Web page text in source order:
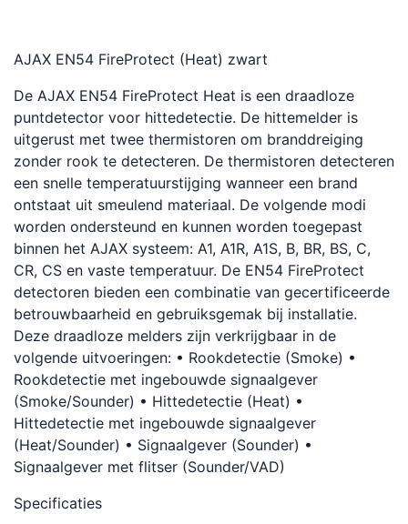
AJAX EN54 FireProtect (Heat) zwart
De AJAX EN54 FireProtect Heat is een draadloze
puntdetector voor hittedetectie. De hittemelder is
uitgerust met twee thermistoren om branddreiging
zonder rook te detecteren. De thermistoren detecteren
een snelle temperatuurstijging wanneer een brand
ontstaat uit smeulend materiaal. De volgende modi
worden ondersteund en kunnen worden toegepast
binnen het AJAX systeem: A1, A1R, A1S, B, BR, BS, C,
CR, CS en vaste temperatuur. De EN54 FireProtect
detectoren bieden een combinatie van gecertificeerde
betrouwbaarheid en gebruiksgemak bij installatie.
Deze draadloze melders zijn verkrijgbaar in de
volgende uitvoeringen: • Rookdetectie (Smoke) •
Rookdetectie met ingebouwde signaalgever
(Smoke/Sounder) • Hittedetectie (Heat) •
Hittedetectie met ingebouwde signaalgever
(Heat/Sounder) • Signaalgever (Sounder) •
Signaalgever met flitser (Sounder/VAD)
Specificaties